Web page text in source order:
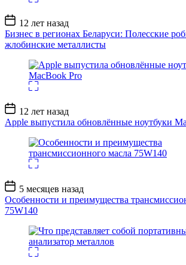
Дата
записи
12 лет назад
Бизнес в регионах Беларуси: Полесские
жлобинские металлисты
Дата
записи
12 лет назад
Apple выпустила обновлённые ноутбуки
Дата
записи
5 месяцев назад
Особенности и преимущества
75W140